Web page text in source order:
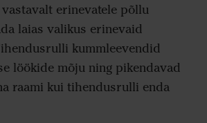
erinevatele põllu
laias valikus erinevaid
kummleevendid
löökide mõju ning pikendavad
raami kui tihendusrulli enda